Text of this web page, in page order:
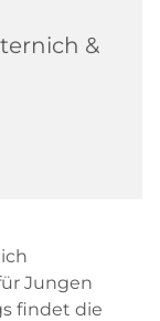
&
Jungen
findet die